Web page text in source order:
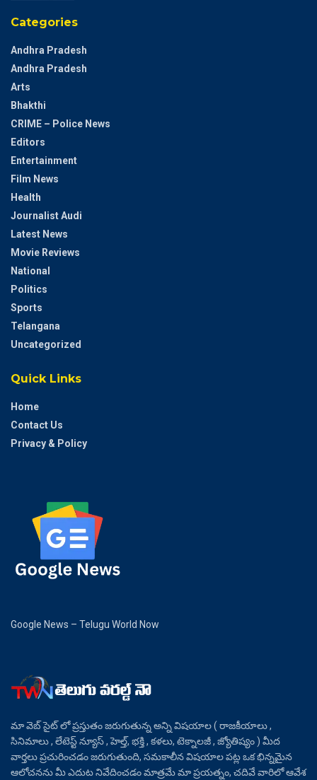
Categories
Andhra Pradesh
Andhra Pradesh
Arts
Bhakthi
CRIME – Police News
Editors
Entertainment
Film News
Health
Journalist Audi
Latest News
Movie Reviews
National
Politics
Sports
Telangana
Uncategorized
Quick Links
Home
Contact Us
Privacy & Policy
Google News – Telugu World Now
మా వెబ్ సైట్ లో ప్రస్తుతం జరుగుతున్న అన్ని విషయాల ( రాజకీయాలు ,
సినిమాలు , లేటెస్ట్ న్యూస్ , హెల్త్, భక్తి , కళలు, టెక్నాలజీ , జ్యోతిష్యం ) మీద
వార్తలు ప్రచురించడం జరుగుతుంది, సమకాలీన విషయాల పట్ల ఒక భిన్నమైన
ఆలోచనను మీ ఎదుట నివేదించడం మాత్రమే మా ప్రయత్నం, చదివే వారిలో ఆవేశ